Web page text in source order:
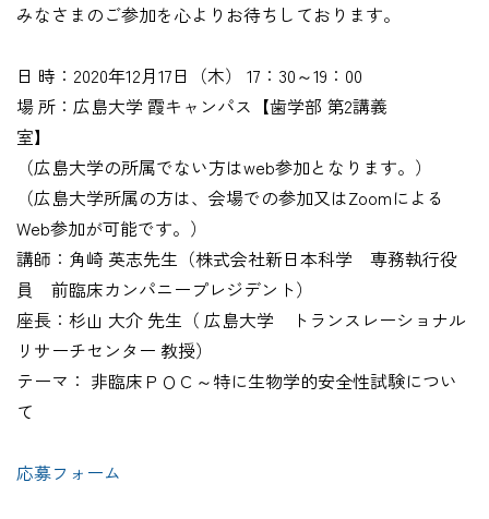
みなさまのご参加を心よりお待ちしております。
日 時：2020年12月17日（木） 17：30～19：00
場 所：広島大学 霞キャンパス【歯学部 第2講義
室】
（広島大学の所属でない方はweb参加となります。）
（広島大学所属の方は、会場での参加又はZoomによる
Web参加が可能です。）
講師：角崎 英志先生（株式会社新日本科学 専務執行役
員 前臨床カンパニープレジデント）
座長：杉山 大介 先生（ 広島大学 トランスレーショナル
リサーチセンター 教授）
テーマ： 非臨床ＰＯＣ～特に生物学的安全性試験につい
て
応募フォーム